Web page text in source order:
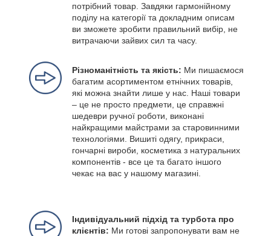
потрібний товар. Завдяки гармонійному
поділу на категорії та докладним описам
ви зможете зробити правильний вибір, не
витрачаючи зайвих сил та часу.
Різноманітність та якість: Ми пишаємося
багатим асортиментом етнічних товарів,
які можна знайти лише у нас. Наші товари
– це не просто предмети, це справжні
шедеври ручної роботи, виконані
найкращими майстрами за старовинними
технологіями. Вишиті одягу, прикраси,
гончарні вироби, косметика з натуральних
компонентів - все це та багато іншого
чекає на вас у нашому магазині.
Індивідуальний підхід та турбота про
клієнтів: Ми готові запропонувати вам не